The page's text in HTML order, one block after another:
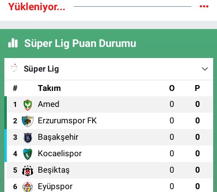
Yükleniyor...
Süper Lig Puan Durumu
Süper Lig
#
Takım O P
1 Amed 0 0
2 Erzurumspor FK 0 0
3 Başakşehir 0 0
4 Kocaelispor 0 0
5 Beşiktaş 0 0
6 Eyüpspor 0 0